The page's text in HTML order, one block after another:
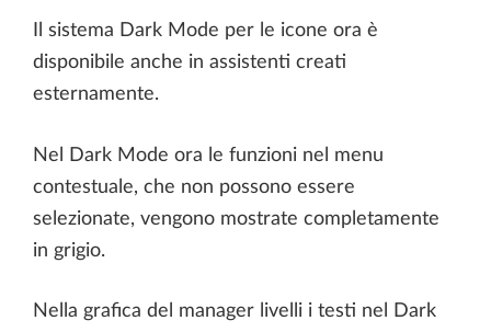
Il sistema Dark Mode per le icone ora è
disponibile anche in assistenti creati
esternamente.
Nel Dark Mode ora le funzioni nel menu
contestuale, che non possono essere
selezionate, vengono mostrate completamente
in grigio.
Nella grafica del manager livelli i testi nel Dark